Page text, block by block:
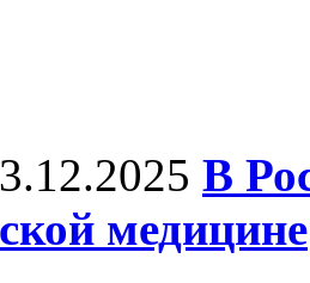
В
медицине